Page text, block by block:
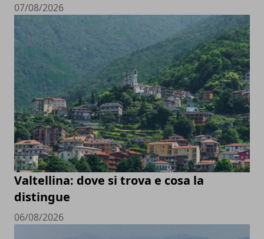
07/08/2026
Valtellina: dove si trova e cosa la
distingue
06/08/2026